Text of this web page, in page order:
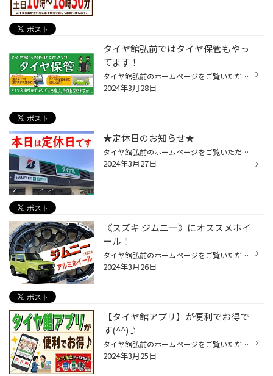
タイヤ館弘前ではタイヤ保管もやっ
てます！
タイヤ館弘前のホームページをご覧いただき誠にありがとうございます！ アパートなどで外したタイヤを置く場所に困っている方、 タイヤが重くて積み下ろしが大変(;´Д｀)！…などでお困りの方、 タイヤ館弘前では、交換して外したタイヤをお預かりする【タイヤ保管】を行っております。 当店で履き替...
2024年3月28日
★定休日のお知らせ★
タイヤ館弘前のホームページをご覧いただき誠にありがとうございます！ 本日3月27日(水)は定休日のためお休み致します。 お問い合わせ等は翌28日(木)にお願い致します。 お手数をお掛け致して申し訳ございませんが ご理解とご協力のほどよろしくお願い致します。 ★WEB予約は24時間受付中★ オイル交...
2024年3月27日
《スズキ ジムニー》にオススメホイ
ール！
タイヤ館弘前のホームページをご覧いただき誠にありがとうございます。 今日は、大人気《スズキ ジムニー》にオススメのアルミホイールをご紹介いたします！ ★バークレイ ハードロック リザード サイズ：16X55 5/139.7 +20 展示のカラーはセミグロスブラック サイズ、カラーラインナップ等詳しくは...
2024年3月26日
【タイヤ館アプリ】が便利でお得で
す(^^)♪
タイヤ館弘前のホームページをご覧いただき誠にありがとうございます！ タイヤ館では便利でお得なアプリがあります。 今日は、【タイヤ館アプリ】のご紹介を致します(^^)♪ タイヤ館アプリのダウンロードはコチラから↓↓ ●iPhoneのお客様 https://apps.apple.com/jp/app/id1394437180 ●Androidのお客...
2024年3月25日